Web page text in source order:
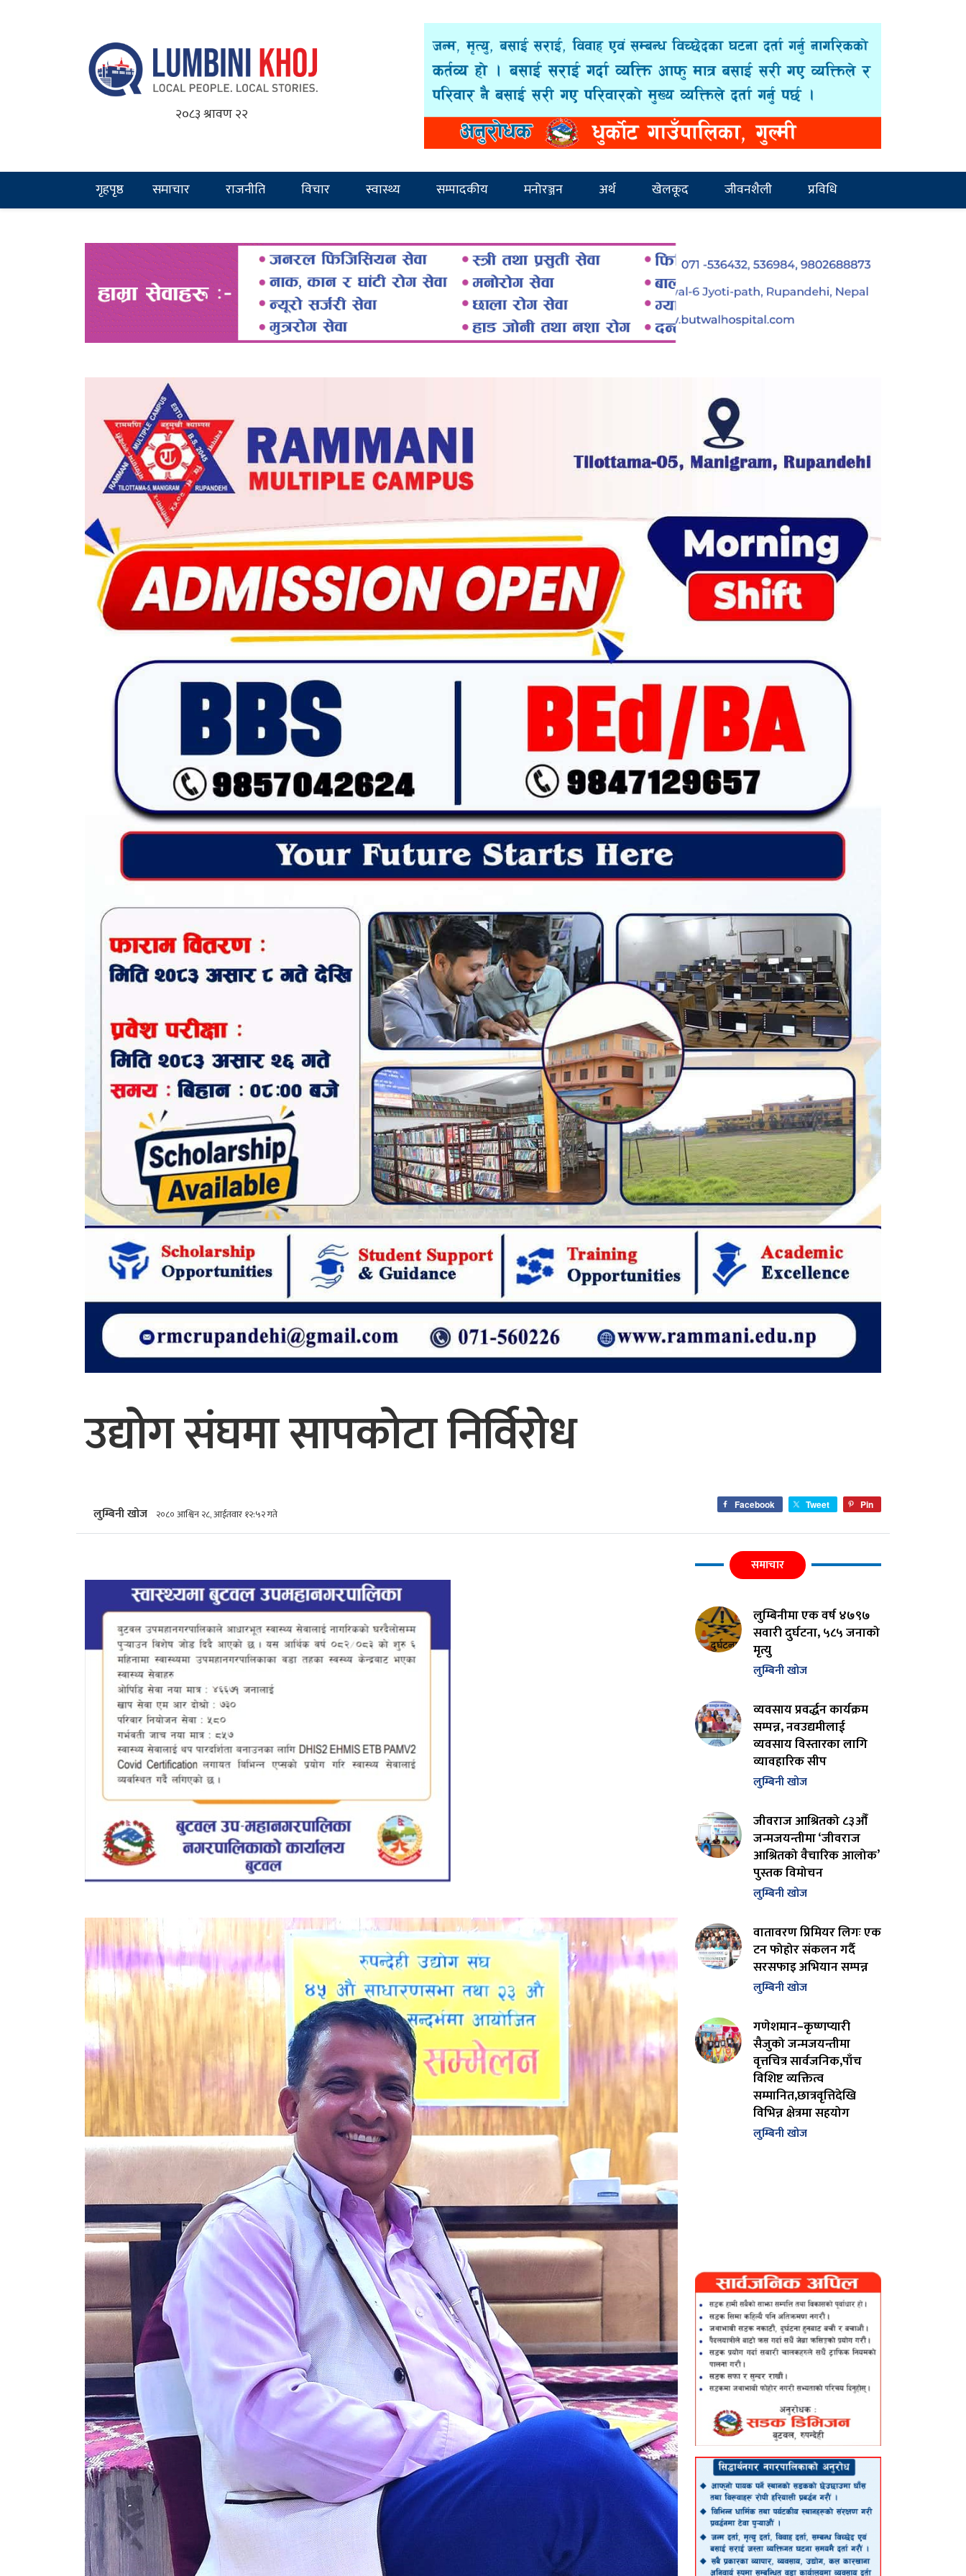
२०८३ श्रावण २२
गृहपृष्ठ समाचार राजनीति विचार स्वास्थ्य सम्पादकीय मनोरञ्जन अर्थ खेलकूद जीवनशैली प्रविधि
उद्योग संघमा सापकोटा निर्विरोध
लुम्बिनी खोज २०८० आश्विन २८, आईतवार १२:५२ गते
Facebook Tweet Pin
समाचार
लुम्बिनीमा एक वर्ष ४७९७
सवारी दुर्घटना, ५८५ जनाको
मृत्यु
लुम्बिनी खोज
व्यवसाय प्रवर्द्धन कार्यक्रम
सम्पन्न, नवउद्यमीलाई
व्यवसाय विस्तारका लागि
व्यावहारिक सीप
लुम्बिनी खोज
जीवराज आश्रितको ८३औँ
जन्मजयन्तीमा ‘जीवराज
आश्रितको वैचारिक आलोक’
पुस्तक विमोचन
लुम्बिनी खोज
वातावरण प्रिमियर लिगः एक
टन फोहोर संकलन गर्दै
सरसफाइ अभियान सम्पन्न
लुम्बिनी खोज
गणेशमान–कृष्णप्यारी
सैजुको जन्मजयन्तीमा
वृत्तचित्र सार्वजनिक,पाँच
विशिष्ट व्यक्तित्व
सम्मानित,छात्रवृत्तिदेखि
विभिन्न क्षेत्रमा सहयोग
लुम्बिनी खोज